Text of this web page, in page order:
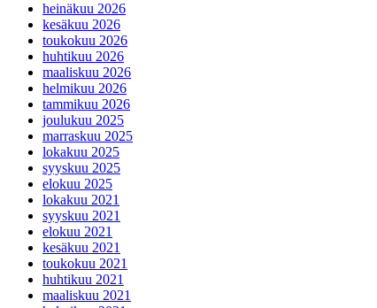
heinäkuu 2026
kesäkuu 2026
toukokuu 2026
huhtikuu 2026
maaliskuu 2026
helmikuu 2026
tammikuu 2026
joulukuu 2025
marraskuu 2025
lokakuu 2025
syyskuu 2025
elokuu 2025
lokakuu 2021
syyskuu 2021
elokuu 2021
kesäkuu 2021
toukokuu 2021
huhtikuu 2021
maaliskuu 2021